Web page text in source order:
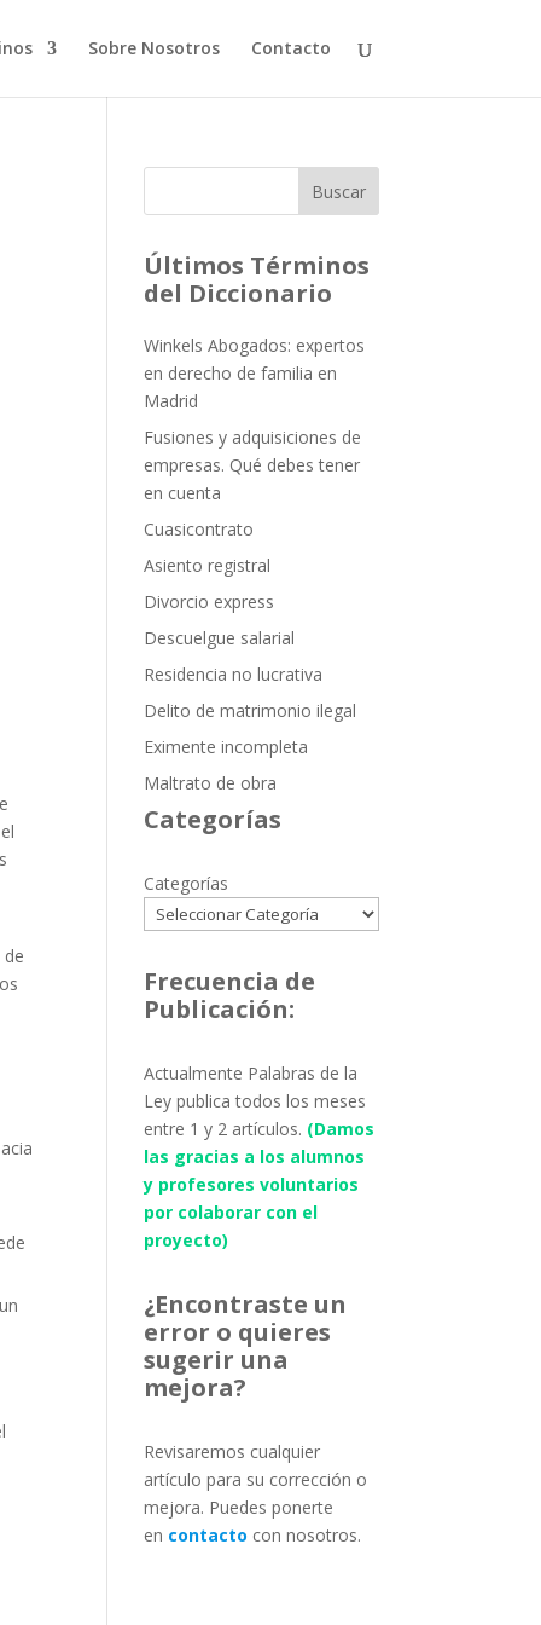
Sobre Nosotros Contacto
Buscar
Últimos Términos
del Diccionario
Winkels Abogados: expertos
en derecho de familia en
Madrid
Fusiones y adquisiciones de
empresas. Qué debes tener
en cuenta
Cuasicontrato
Asiento registral
Divorcio express
Descuelgue salarial
Residencia no lucrativa
Delito de matrimonio ilegal
Eximente incompleta
Maltrato de obra
Categorías
Categorías
Frecuencia de
Publicación:
Actualmente Palabras de la
Ley publica todos los meses
entre 1 y 2 artículos. (Damos
las gracias a los alumnos
y profesores voluntarios
por colaborar con el
proyecto)
¿Encontraste un
error o quieres
sugerir una
mejora?
Revisaremos cualquier
artículo para su corrección o
mejora. Puedes ponerte
en contacto con nosotros.